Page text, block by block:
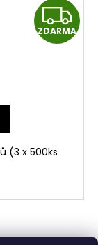
Z
D
ZDARMA
(3 x 500ks